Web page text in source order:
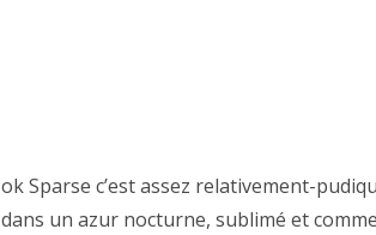
ok Sparse c’est assez relativement-
dans un azur nocturne, sublimé et